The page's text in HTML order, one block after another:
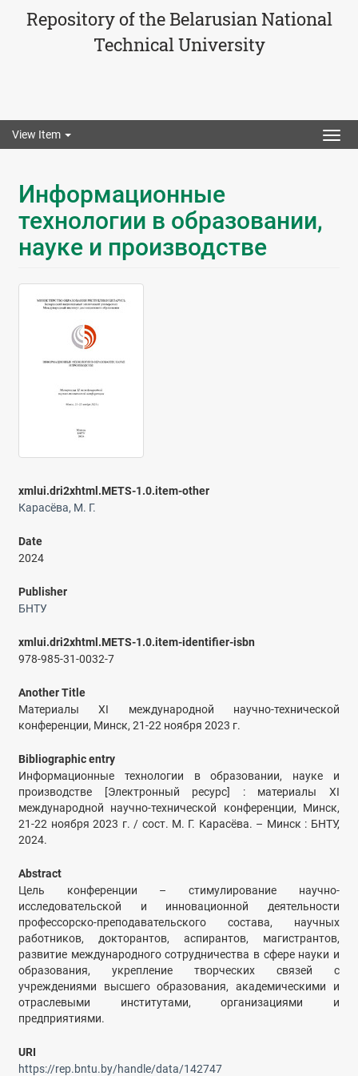
Repository of the Belarusian National
Technical University
View Item
Информационные
технологии в образовании,
науке и производстве
xmlui.dri2xhtml.METS-1.0.item-other
Карасёва, М. Г.
Date
2024
Publisher
БНТУ
xmlui.dri2xhtml.METS-1.0.item-identifier-isbn
978-985-31-0032-7
Another Title
Материалы XI международной научно-технической
конференции, Минск, 21-22 ноября 2023 г.
Bibliographic entry
Информационные технологии в образовании, науке и
производстве [Электронный ресурс] : материалы XI
международной научно-технической конференции, Минск,
21-22 ноября 2023 г. / сост. М. Г. Карасёва. – Минск : БНТУ,
2024.
Abstract
Цель конференции – стимулирование научно-
исследовательской и инновационной деятельности
профессорско-преподавательского состава, научных
работников, докторантов, аспирантов, магистрантов,
развитие международного сотрудничества в сфере науки и
образования, укрепление творческих связей с
учреждениями высшего образования, академическими и
отраслевыми институтами, организациями и
предприятиями.
URI
https://rep.bntu.by/handle/data/142747